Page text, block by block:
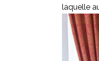
laquelle